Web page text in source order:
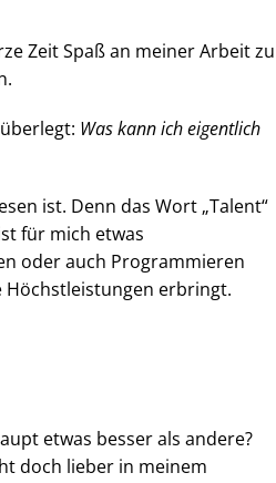
Zeit Spaß an meiner Arbeit zu
Was kann ich eigentlich
ist. Denn das Wort „Talent“
für mich etwas
oder auch Programmieren
Höchstleistungen erbringt.
etwas besser als andere?
doch lieber in meinem